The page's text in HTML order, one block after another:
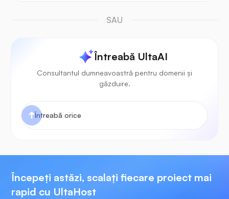
SAU
Întreabă UltaAI
Consultantul dumneavoastră pentru domenii și
găzduire.
Începeți astăzi, scalați fiecare proiect mai
rapid cu UltaHost